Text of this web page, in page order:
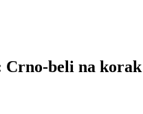
beli na